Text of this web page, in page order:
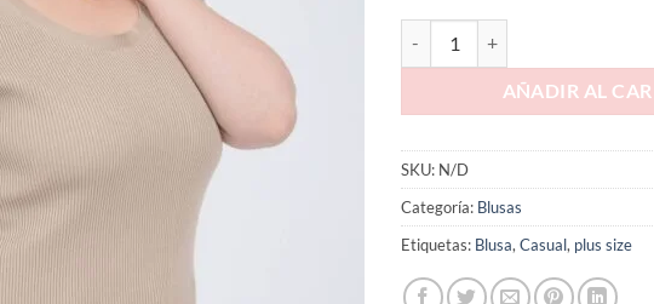
AÑADIR AL
SKU: N/D
Categoría: Blusas
Etiquetas: Blusa, Casual, plus size